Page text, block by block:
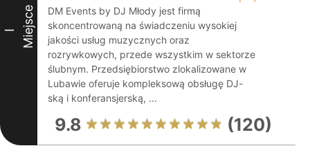
I Miejsce
DM Events by DJ Młody jest firmą
skoncentrowaną na świadczeniu wysokiej
jakości usług muzycznych oraz
rozrywkowych, przede wszystkim w sektorze
ślubnym. Przedsiębiorstwo zlokalizowane w
Lubawie oferuje kompleksową obsługę DJ-
ską i konferansjerską, ...
9.8 (120)